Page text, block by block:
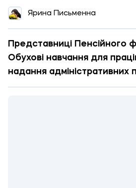
Ярина Письменна
Представниці Пенсійного
Обухові навчання для
надання адміністративних